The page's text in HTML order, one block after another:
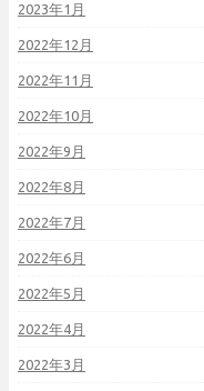
2023年1月
2022年12月
2022年11月
2022年10月
2022年9月
2022年8月
2022年7月
2022年6月
2022年5月
2022年4月
2022年3月